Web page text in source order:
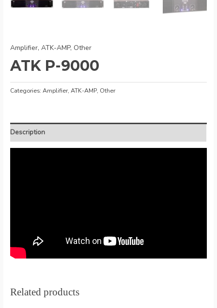
Amplifier,ATK-AMP, Other
ATK P-9000
Categories:Amplifier,ATK-AMP, Other
Description
Related products